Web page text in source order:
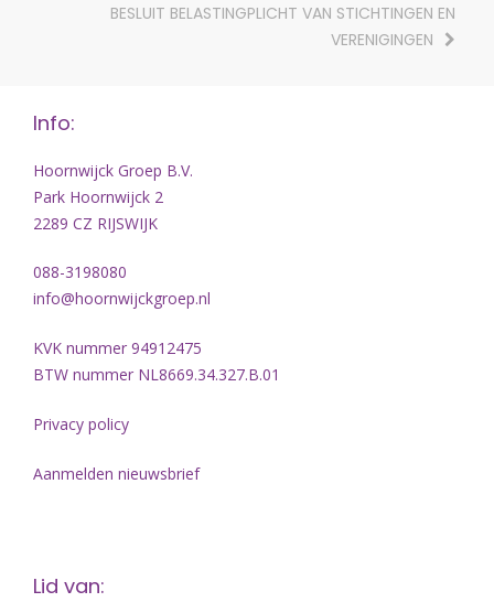
BESLUIT BELASTINGPLICHT VAN STICHTINGEN EN
VERENIGINGEN
Info:
Hoornwijck Groep B.V.
Park Hoornwijck 2
2289 CZ RIJSWIJK
088-3198080
info@hoornwijckgroep.nl
KVK nummer 94912475
BTW nummer NL8669.34.327.B.01
Privacy policy
Aanmelden nieuwsbrief
Lid van: